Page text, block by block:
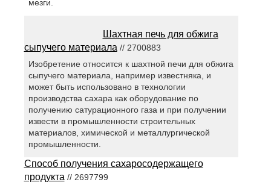
мезги.
Шахтная печь для обжига
сыпучего материала // 2700883
Изобретение относится к шахтной печи для обжига
сыпучего материала, например известняка, и
может быть использовано в технологии
производства сахара как оборудование по
получению сатурационного газа и при получении
извести в промышленности строительных
материалов, химической и металлургической
промышленности.
Способ получения сахаросодержащего
продукта// 2697799